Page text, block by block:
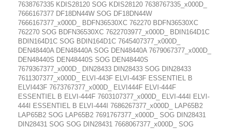
7638767335 KDIS28120 SOG KDIS28120 7638767335_x000D_
7666167377 DF18DN44W SOG DF18DN44W
7666167377_x000D_ BDFN36530XC 762270 BDFN36530XC
762270 SOG BDFN36530XC 7622703977_x000D_ BDIN164D1C
BDIN164D1C SOG BDIN164D1C 7645407377_x000D_
DEN48440A DEN48440A SOG DEN48440A 7679067377_x000D_
DEN48440S DEN48440S SOG DEN48440S
7679367377_x000D_ DIN28433 DIN28433 SOG DIN28433
7611307377_x000D_ ELVI-443F ELVI-443F ESSENTIEL B
ELVI443F 7673767377_x000D_ ELVI444F ELVI-444F
ESSENTIEL B ELVI-444F 7603107377_x000D_ ELVI-444I ELVI-
444I ESSENTIEL B ELVI-444I 7686267377_x000D_ LAP65B2
LAP65B2 SOG LAP65B2 7691767377_x000D_ SOG DIN28431
DIN28431 SOG SOG DIN28431 7668067377_x000D_ SOG